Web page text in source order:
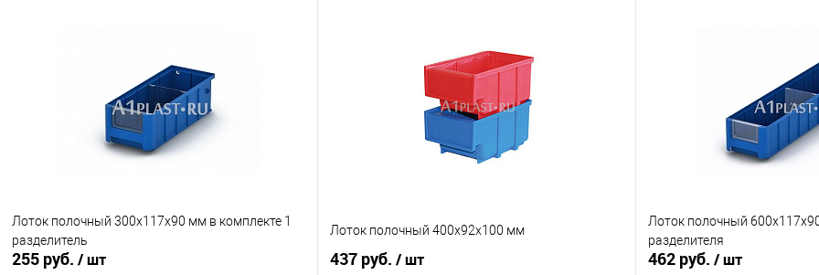
Под заказ Под заказ
Лоток полочный 300х117х90 мм в комплекте 1
разделитель
255 руб. / шт
Лоток полочный 400x92x100 мм
437 руб. / шт
Лоток полочный
разделителя
462 руб. / шт